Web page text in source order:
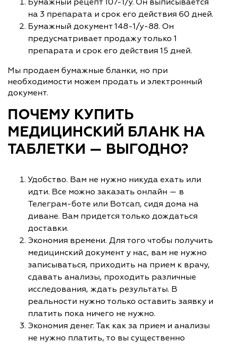
на 3 препарата и срок его действия 60 дней.
Бумажный документ 148-1/у-88. Он
предусматривает продажу только 1
препарата и срок его действия 15 дней.
Мы продаем бумажные бланки, но при
необходимости можем продать и электронный
документ.
ПОЧЕМУ КУПИТЬ
МЕДИЦИНСКИЙ БЛАНК НА
ТАБЛЕТКИ — ВЫГОДНО?
Удобство. Вам не нужно никуда ехать или
идти. Все можно заказать онлайн — в
Телеграм-боте или Вотсап, сидя дома на
диване. Вам придется только дождаться
доставки.
Экономия времени. Для того чтобы получить
медицинский документ у нас, вам не нужно
записываться, приходить на прием к врачу,
сдавать анализы, проходить различные
исследования, ждать результаты. В
реальности нужно только оставить заявку и
платить пока ничего не нужно.
Экономия денег. Так как за прием и анализы
не нужно платить, то вы существенно